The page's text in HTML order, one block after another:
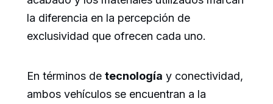
la diferencia en la percepción de
exclusividad que ofrecen cada uno.
En términos de tecnología y conectividad,
ambos vehículos se encuentran a la